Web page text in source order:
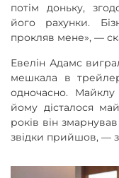
потім доньку,
його рахунки.
прокляв мене», —
Евелін Адамс
мешкала в
одночасно.
йому дісталося
років він
звідки прийшов, —